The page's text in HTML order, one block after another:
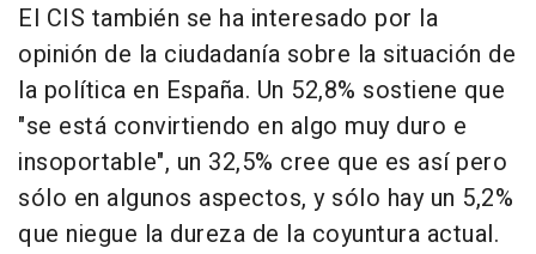
El CIS también se ha interesado por la
opinión de la ciudadanía sobre la situación de
la política en España. Un 52,8% sostiene que
"se está convirtiendo en algo muy duro e
insoportable", un 32,5% cree que es así pero
sólo en algunos aspectos, y sólo hay un 5,2%
que niegue la dureza de la coyuntura actual.